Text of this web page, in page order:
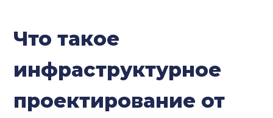
Что такое
инфраструктурное
проектирование от